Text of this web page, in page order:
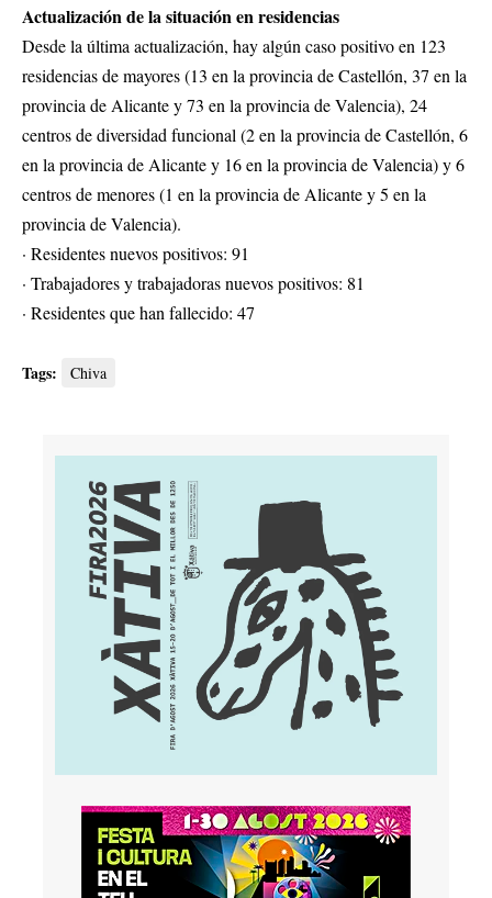
Actualización de la situación en residencias
Desde la última actualización, hay algún caso positivo en 123
residencias de mayores (13 en la provincia de Castellón, 37 en la
provincia de Alicante y 73 en la provincia de Valencia), 24
centros de diversidad funcional (2 en la provincia de Castellón, 6
en la provincia de Alicante y 16 en la provincia de Valencia) y 6
centros de menores (1 en la provincia de Alicante y 5 en la
provincia de Valencia).
· Residentes nuevos positivos: 91
· Trabajadores y trabajadoras nuevos positivos: 81
· Residentes que han fallecido: 47
Tags: Chiva